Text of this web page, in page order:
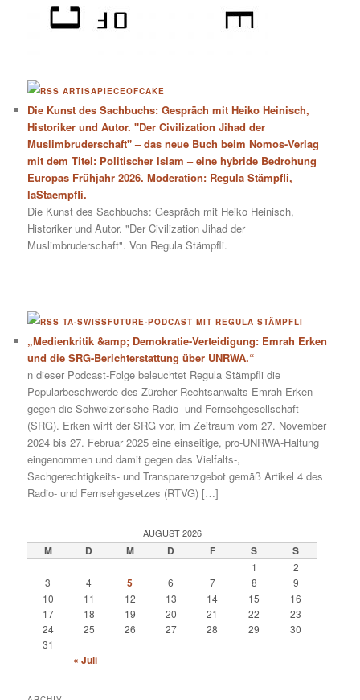
ARTISAPIECEOFCAKE
Die Kunst des Sachbuchs: Gespräch mit Heiko Heinisch,
Historiker und Autor. "Der Civilization Jihad der
Muslimbruderschaft" – das neue Buch beim Nomos-Verlag
mit dem Titel: Politischer Islam – eine hybride Bedrohung
Europas Frühjahr 2026. Moderation: Regula Stämpfli,
laStaempfli.
Die Kunst des Sachbuchs: Gespräch mit Heiko Heinisch,
Historiker und Autor. "Der Civilization Jihad der
Muslimbruderschaft". Von Regula Stämpfli.
TA-SWISSFUTURE-PODCAST MIT REGULA STÄMPFLI
„Medienkritik &amp; Demokratie-Verteidigung: Emrah Erken
und die SRG-Berichterstattung über UNRWA.“
n dieser Podcast-Folge beleuchtet Regula Stämpfli die
Popularbeschwerde des Zürcher Rechtsanwalts Emrah Erken
gegen die Schweizerische Radio- und Fernsehgesellschaft
(SRG). Erken wirft der SRG vor, im Zeitraum vom 27. November
2024 bis 27. Februar 2025 eine einseitige, pro-UNRWA-Haltung
eingenommen und damit gegen das Vielfalts-,
Sachgerechtigkeits- und Transparenzgebot gemäß Artikel 4 des
Radio- und Fernsehgesetzes (RTVG) […]
AUGUST 2026
M D M D F S S
1
2
3
4 5 6 7 8
9
10
11 12 13 14 15
16
17
18 19 20 21 22
23
24
25 26 27 28 29
30
31
« Juli